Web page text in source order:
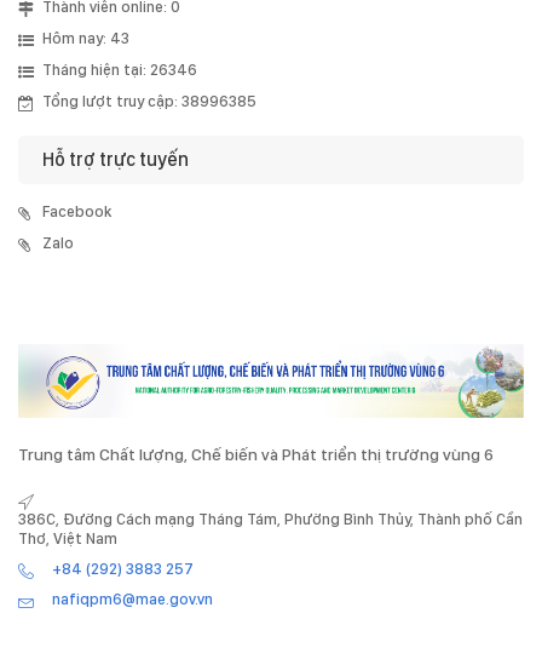
Thành viên online: 0
Hôm nay: 43
Tháng hiện tại: 26346
Tổng lượt truy cập: 38996385
Hỗ trợ trực tuyến
Facebook
Zalo
Trung tâm Chất lượng, Chế biến và Phát triển thị trường vùng 6
386C, Đường Cách mạng Tháng Tám, Phường Bình Thủy, Thành phố Cần
Thơ, Việt Nam
+84 (292) 3883 257
nafiqpm6@mae.gov.vn